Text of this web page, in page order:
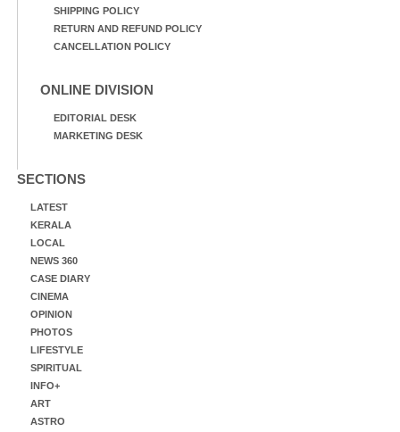
SHIPPING POLICY
RETURN AND REFUND POLICY
CANCELLATION POLICY
ONLINE DIVISION
EDITORIAL DESK
MARKETING DESK
SECTIONS
LATEST
KERALA
LOCAL
NEWS 360
CASE DIARY
CINEMA
OPINION
PHOTOS
LIFESTYLE
SPIRITUAL
INFO+
ART
ASTRO